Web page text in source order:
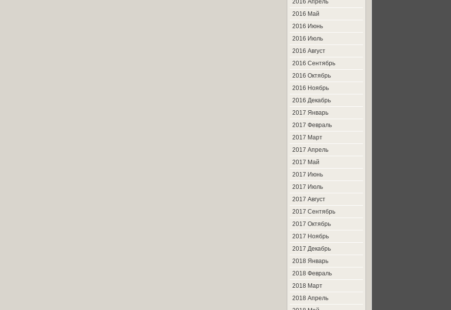
2016 Апрель
2016 Май
2016 Июнь
2016 Июль
2016 Август
2016 Сентябрь
2016 Октябрь
2016 Ноябрь
2016 Декабрь
2017 Январь
2017 Февраль
2017 Март
2017 Апрель
2017 Май
2017 Июнь
2017 Июль
2017 Август
2017 Сентябрь
2017 Октябрь
2017 Ноябрь
2017 Декабрь
2018 Январь
2018 Февраль
2018 Март
2018 Апрель